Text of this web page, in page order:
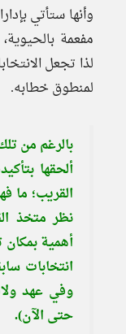
وأنها ستأتي
مفعمة
لذا تجعل
لمنطوق خطابه.
بالرغم من
ألحقها
القريب؛ ما
نظر متخذ
أهمية
انتخابات
حتى الآن).